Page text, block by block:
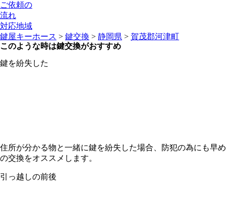
ご依頼の
流れ
対応地域
鍵屋キーホース > 鍵交換 > 静岡県 > 賀茂郡河津町
このような時は鍵交換がおすすめ
鍵を紛失した
住所が分かる物と一緒に鍵を紛失した場合、防犯の為にも早め
の交換をオススメします。
引っ越しの前後